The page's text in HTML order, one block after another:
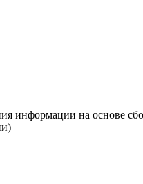
информации на основе